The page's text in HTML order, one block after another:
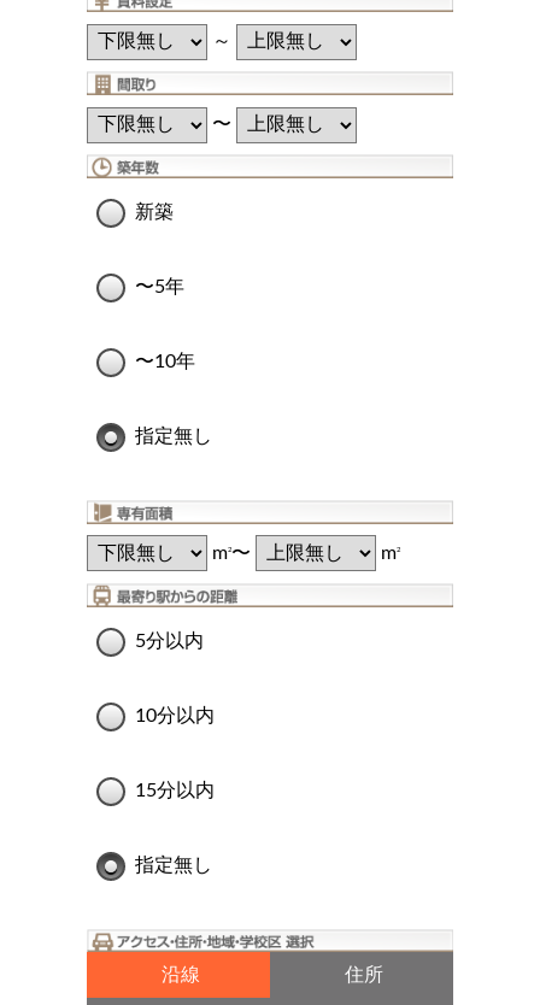
～
〜
新築
〜5年
〜10年
指定無し
m2〜 m2
5分以内
10分以内
15分以内
指定無し
沿線 住所